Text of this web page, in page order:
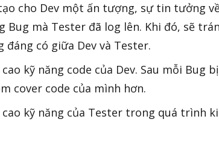
cho Dev một ấn tượng, sự tin tưởng
Bug mà Tester đã log lên. Khi đó, sẽ
đáng có giữa Dev và Tester.
cao kỹ năng code của Dev. Sau mỗi Bug
cover code của mình hơn.
cao kỹ năng của Tester trong quá trình